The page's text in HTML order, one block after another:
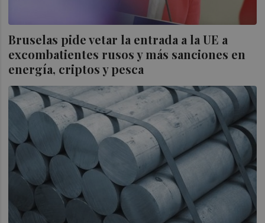
Bruselas pide vetar la entrada a la UE a
excombatientes rusos y más sanciones en
energía, criptos y pesca